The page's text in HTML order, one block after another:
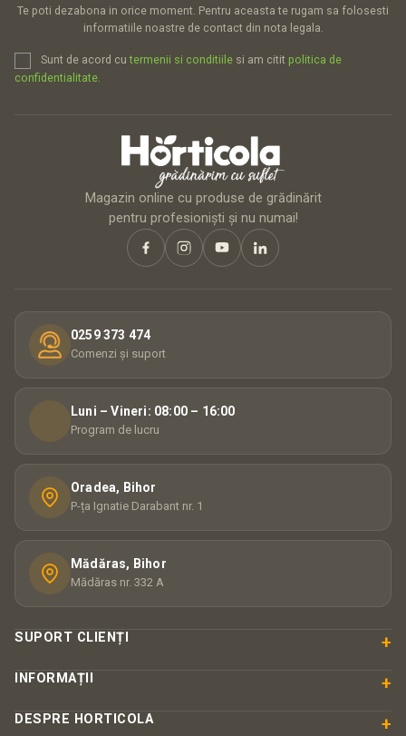
Te poti dezabona in orice moment. Pentru aceasta te rugam sa folosesti
informatiile noastre de contact din nota legala.
Sunt de acord cutermenii si conditiile si am citit politica de
confidentialitate.
Magazin online cu produse de grădinărit
pentru profesioniști și nu numai!
0259 373 474
Comenzi și suport
Luni – Vineri: 08:00 – 16:00
Program de lucru
Oradea, Bihor
P-ța Ignatie Darabant nr. 1
Mădăras, Bihor
Mădăras nr. 332 A
SUPORT CLIENȚI +
INFORMAȚII +
DESPRE HORTICOLA +